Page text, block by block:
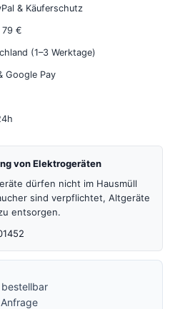
& Käuferschutz
79 €
(1–3 Werktage)
Google Pay
von Elektrogeräten
dürfen nicht im Hausmüll
sind verpflichtet, Altgeräte
entsorgen.